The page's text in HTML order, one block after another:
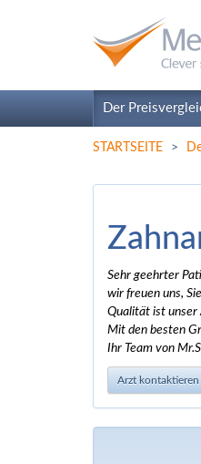
Der
STARTSEITE
Sehr geehrter
wir freuen uns,
Qualität ist unser
Mit den besten
Ihr Team von
Arzt kontaktieren